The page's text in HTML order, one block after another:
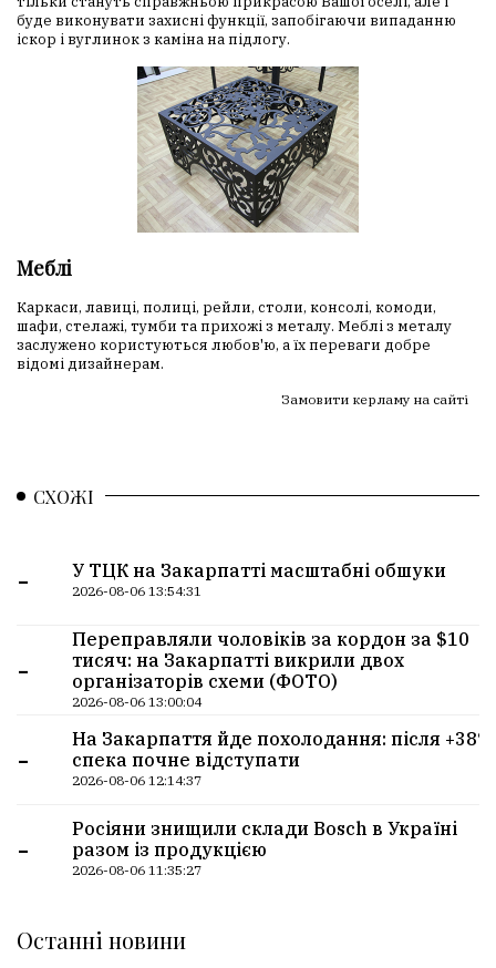
буде виконувати захисні функції, запобігаючи випаданню
іскор і вуглинок з каміна на підлогу.
Меблі
Каркаси, лавиці, полиці, рейли, столи, консолі, комоди,
шафи, стелажі, тумби та прихожі з металу. Меблі з металу
заслужено користуються любов'ю, а їх переваги добре
відомі дизайнерам.
Замовити керламу на сайті
СХОЖІ
- У ТЦК на Закарпатті масштабні обшуки
2026-08-06 13:54:31
-
Переправляли чоловіків за кордон за $10
тисяч: на Закарпатті викрили двох
організаторів схеми (ФОТО)
2026-08-06 13:00:04
-
На Закарпаття йде похолодання: після +38°
спека почне відступати
2026-08-06 12:14:37
-
Росіяни знищили склади Bosch в Україні
разом із продукцією
2026-08-06 11:35:27
Останні новини